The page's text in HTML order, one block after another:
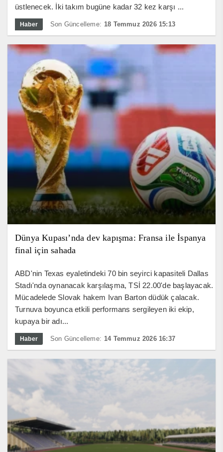
üstlenecek. İki takım bugüne kadar 32 kez karşı ...
Haber Son Güncelleme: 18 Temmuz 2026 15:13
Dünya Kupası’nda dev kapışma: Fransa ile İspanya
final için sahada
ABD'nin Texas eyaletindeki 70 bin seyirci kapasiteli Dallas
Stadı'nda oynanacak karşılaşma, TSİ 22.00'de başlayacak.
Mücadelede Slovak hakem Ivan Barton düdük çalacak.
Turnuva boyunca etkili performans sergileyen iki ekip,
kupaya bir adı...
Haber Son Güncelleme: 14 Temmuz 2026 16:37